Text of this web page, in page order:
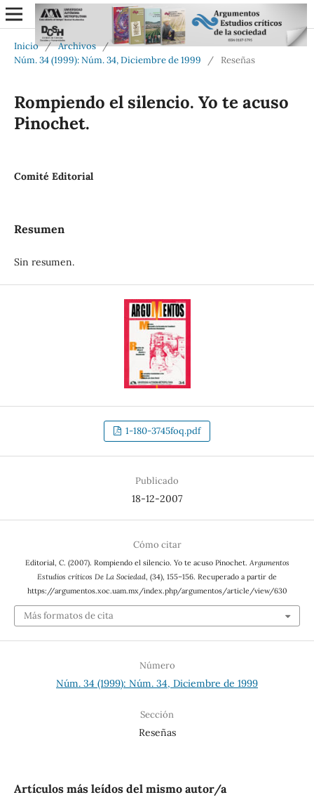
Inicio / Archivos /
Núm. 34 (1999): Núm. 34, Diciembre de 1999
/ Reseñas
Rompiendo el silencio. Yo te acuso
Pinochet.
Comité Editorial
Resumen
Sin resumen.
1-180-3745foq.pdf
Publicado
18-12-2007
Cómo citar
Editorial, C. (2007). Rompiendo el silencio. Yo te acuso Pinochet. Argumentos
Estudios críticos De La Sociedad, (34), 155–156. Recuperado a partir de
https://argumentos.xoc.uam.mx/index.php/argumentos/article/view/630
Más formatos de cita
Número
Núm. 34 (1999): Núm. 34, Diciembre de 1999
Sección
Reseñas
Artículos más leídos del mismo autor/a